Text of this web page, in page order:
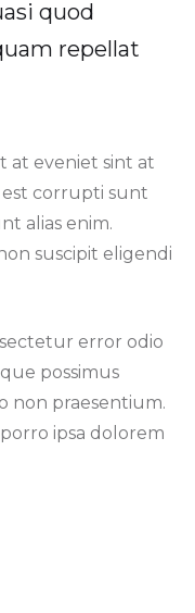
quod
repellat
at eveniet sint at
est corrupti sunt
alias enim.
suscipit eligendi
error odio
possimus
non praesentium.
ipsa dolorem